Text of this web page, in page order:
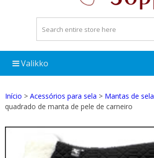
Valikko
Início > Acessórios para sela > Mantas de sela
quadrado de manta de pele de carneiro